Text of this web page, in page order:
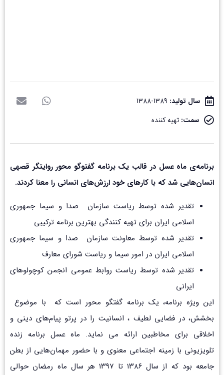
سال تولید:
سمت: تهیه کننده
برنامه­‌ی ماه عسل در قالب یک برنامه­ گفت­وگو محور روایتگر قصه­ی
انسان­‌هایی شد که با کارهای خود ارزش‌های انسانی را معنا کردند.
تقدیر شده توسط ریاست سازمان صدا و سیما جمهوری
اسلامی ایران برای تهیه ­کنندگی بهترین برنامه ترکیبی
تقدیر شده توسط معاونت سازمان صدا و سیما جمهوری
اسلامی ایران در امور سیما و ریاست شورای معارف
تقدیر شده توسط ریاست روابط عمومی انجمن کوچولوهای
ایرانی
این ویژه برنامه، یک برنامه گفتگو محور است که با موضوع
بخشش، در فضایی لطیف ، انسانیت را در پرتو پیام‌های دینی و
اخلاقی برای مخاطبین ارائه می نماید. ماه عسل برنامه زنده
تلویزیونی با زمینه اجتماعی معنوی و با حضور مهمان‌هایی از بطن
جامعه بود که از سال ۱۳۸۶ تا ۱۳۹۷ هر سال ماه رمضان حوالی